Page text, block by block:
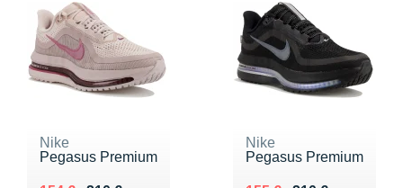
Nike
Pegasus Premium
Nike
Pegasus Premium